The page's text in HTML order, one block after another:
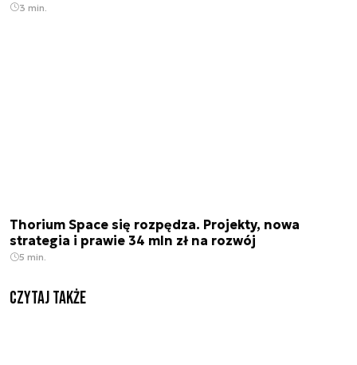
3 min.
Thorium Space się rozpędza. Projekty, nowa
strategia i prawie 34 mln zł na rozwój
5 min.
Czytaj także